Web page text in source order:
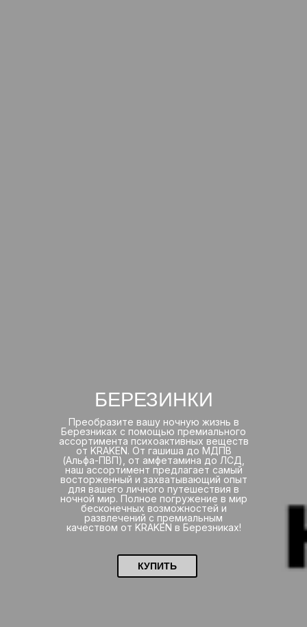
БЕРЕЗИНКИ
Преобразите вашу ночную жизнь в
Березниках с помощью премиального
ассортимента психоактивных веществ
от KRAKEN. От гашиша до МДПВ
(Альфа-ПВП), от амфетамина до ЛСД,
наш ассортимент предлагает самый
восторженный и захватывающий опыт
для вашего личного путешествия в
ночной мир. Полное погружение в мир
бесконечных возможностей и
развлечений с премиальным
качеством от KRAKEN в Березниках!
КУПИТЬ